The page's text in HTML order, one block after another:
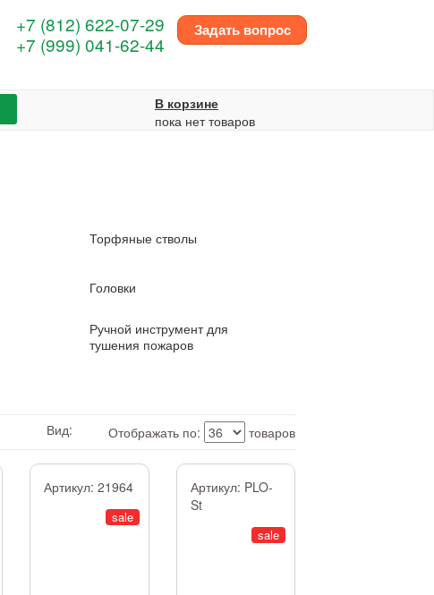
Задать вопрос
+7 (812) 622-07-29
+7 (999) 041-62-44
В корзине
пока нет товаров
Торфяные стволы
Головки
Ручной инструмент для
тушения пожаров
Вид: Отображать по: товаров
Артикул:21964
sale
Артикул: PLO-
St
sale